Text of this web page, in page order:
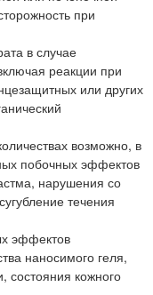
при
в случае
реакции при
или других
возможно, в
побочных эффектов
нарушения со
течения
эффектов
наносимого геля,
состояния кожного